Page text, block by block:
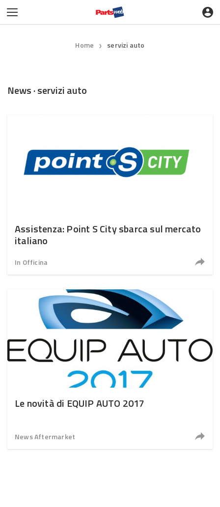
Home ❯ servizi auto
News · servizi auto
Assistenza: Point S City sbarca sul mercato
italiano
In Officina
Le novità di EQUIP AUTO 2017
News Aftermarket